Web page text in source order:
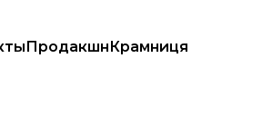
ПродакшнКрамниця